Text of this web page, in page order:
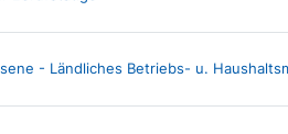
- Ländliches Betriebs- u.